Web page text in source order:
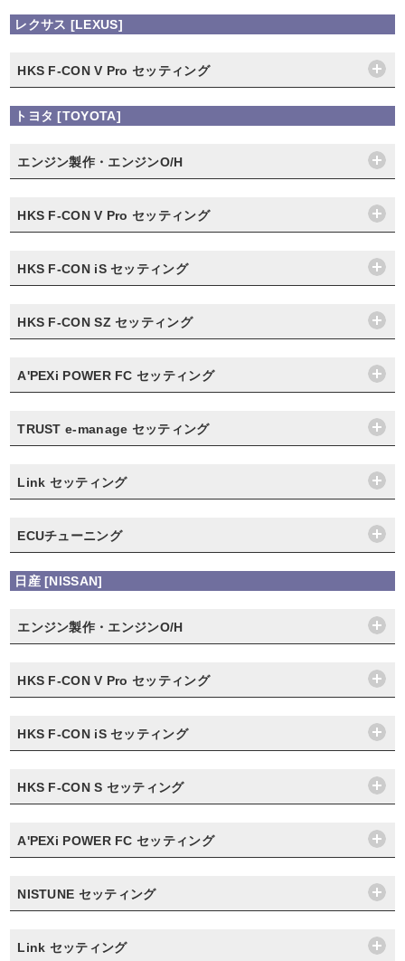
レクサス [LEXUS]
HKS F-CON V Pro セッティング
トヨタ [TOYOTA]
エンジン製作・エンジンO/H
HKS F-CON V Pro セッティング
HKS F-CON iS セッティング
HKS F-CON SZ セッティング
A'PEXi POWER FC セッティング
TRUST e-manage セッティング
Link セッティング
ECUチューニング
日産 [NISSAN]
エンジン製作・エンジンO/H
HKS F-CON V Pro セッティング
HKS F-CON iS セッティング
HKS F-CON S セッティング
A'PEXi POWER FC セッティング
NISTUNE セッティング
Link セッティング